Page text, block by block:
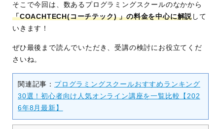
そこで今回は、数あるプログラミングスクールのなかから
「COACHTECH(コーチテック) 」の料金を中心に解説 して
いきます！
ぜひ最後まで読んでいただき、受講の検討にお役立てくだ
さいね。
関連記事： プログラミングスクールおすすめランキング
30選！初心者向け人気オンライン講座を一覧比較【202
6年8月最新】